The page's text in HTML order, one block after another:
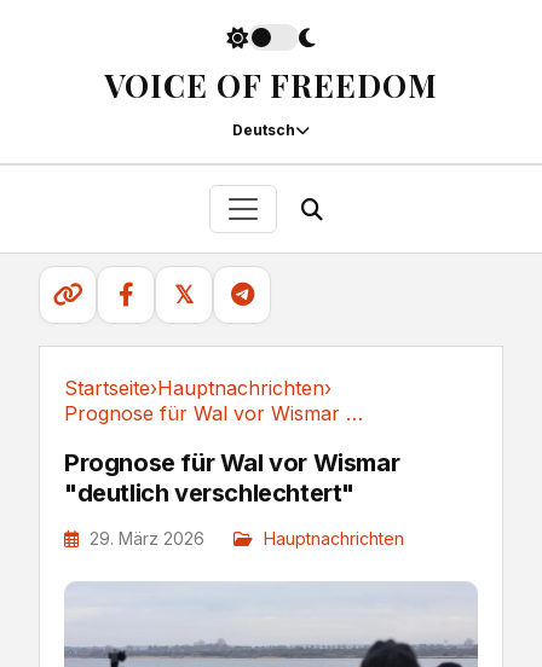
VOICE OF FREEDOM
Deutsch
𝕏
Startseite›Hauptnachrichten›
Prognose für Wal vor Wismar "deutlich verschlechtert"
Prognose für Wal vor Wismar
"deutlich verschlechtert"
29. März 2026 Hauptnachrichten